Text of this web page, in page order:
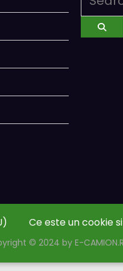
Ce este un cookie
© 2024 by E-